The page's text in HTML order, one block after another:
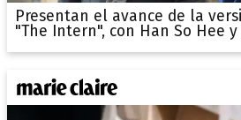
Presentan el avance de la
"The Intern", con Han So Hee y